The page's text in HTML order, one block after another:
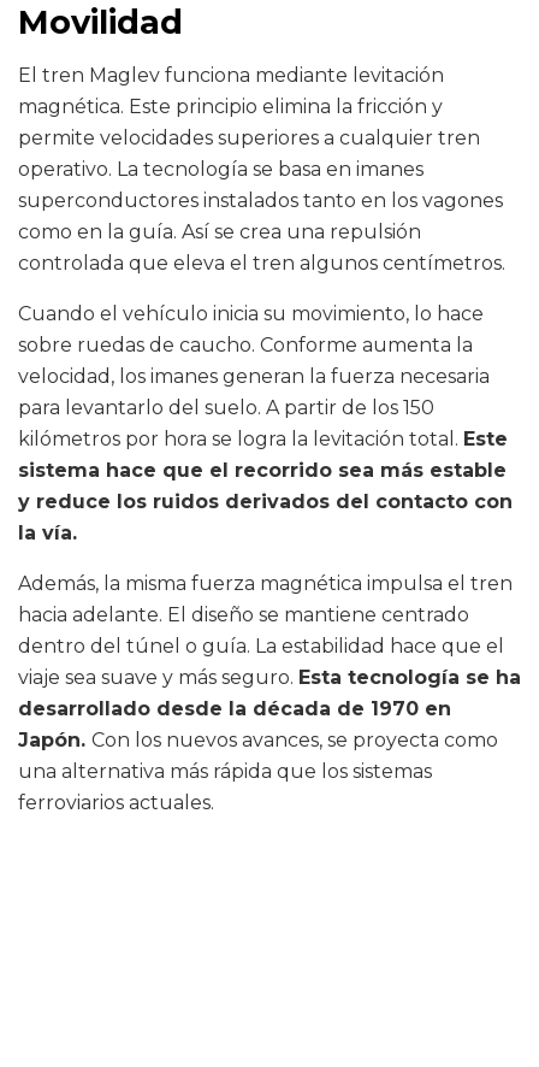
Movilidad
El tren Maglev funciona mediante levitación
magnética. Este principio elimina la fricción y
permite velocidades superiores a cualquier tren
operativo. La tecnología se basa en imanes
superconductores instalados tanto en los vagones
como en la guía. Así se crea una repulsión
controlada que eleva el tren algunos centímetros.
Cuando el vehículo inicia su movimiento, lo hace
sobre ruedas de caucho. Conforme aumenta la
velocidad, los imanes generan la fuerza necesaria
para levantarlo del suelo. A partir de los 150
kilómetros por hora se logra la levitación total. Este
sistema hace que el recorrido sea más estable
y reduce los ruidos derivados del contacto con
la vía.
Además, la misma fuerza magnética impulsa el tren
hacia adelante. El diseño se mantiene centrado
dentro del túnel o guía. La estabilidad hace que el
viaje sea suave y más seguro. Esta tecnología se ha
desarrollado desde la década de 1970 en
Japón. Con los nuevos avances, se proyecta como
una alternativa más rápida que los sistemas
ferroviarios actuales.